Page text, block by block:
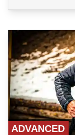
ADVANCED